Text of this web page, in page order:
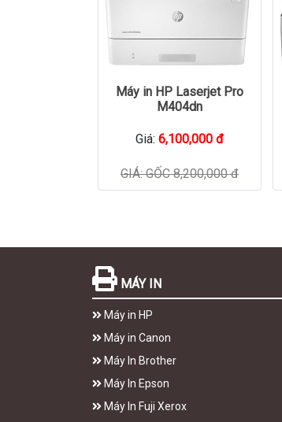
Máy in HP Laserjet Pro
M404dn
Giá: 6,100,000 đ
GIÁ: GỐC 8,200,000 đ
MÁY IN
Máy in HP
Máy in Canon
Máy In Brother
Máy In Epson
Máy In Fuji Xerox